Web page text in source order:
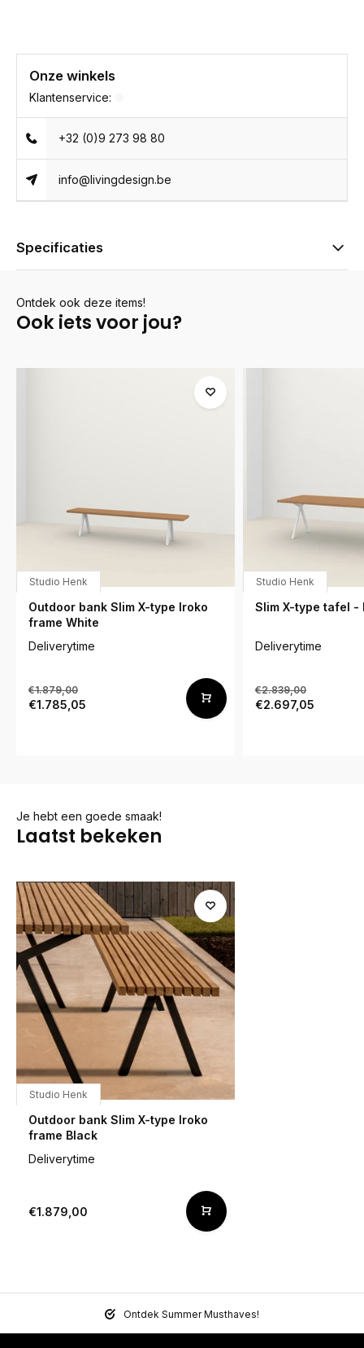
Onze winkels
Klantenservice:
+32 (0)9 273 98 80
info@livingdesign.be
Specificaties
Ontdek ook deze items!
Ook iets voor jou?
Studio Henk
Outdoor bank Slim X-type Iroko
frame White
Deliverytime
€1.879,00
€1.785,05
Studio Henk
Slim X-type tafel -
Deliverytime
€2.839,00
€2.697,05
Je hebt een goede smaak!
Laatst bekeken
Studio Henk
Outdoor bank Slim X-type Iroko
frame Black
Deliverytime
€1.879,00
Ontdek Summer Musthaves!